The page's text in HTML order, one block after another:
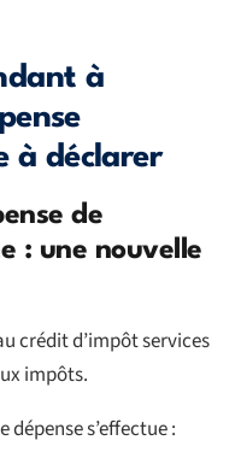
à
à déclarer
de
: une nouvelle
crédit d’impôt services
impôts.
s’effectue :